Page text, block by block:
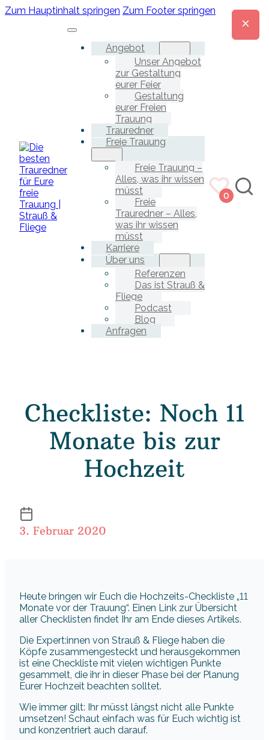
Zum Hauptinhalt springen Zum Footer springen
Angebot
Unser Angebot
zur Gestaltung
eurer Feier
Gestaltung
eurer Freien
Trauung
Trauredner
Freie Trauung
Freie Trauung –
Alles, was ihr wissen
müsst
Freie
Trauredner – Alles,
was ihr wissen
müsst
Karriere
Über uns
Referenzen
Das ist Strauß &
Fliege
Podcast
Blog
Anfragen
0
Checkliste: Noch 11
Monate bis zur
Hochzeit
3. Februar 2020
Heute bringen wir Euch die Hochzeits-Checkliste „11
Monate vor der Trauung“. Einen Link zur Übersicht
aller Checklisten findet Ihr am Ende dieses Artikels.
Die Expert:innen von Strauß & Fliege haben die
Köpfe zusammengesteckt und herausgekommen
ist eine Checkliste mit vielen wichtigen Punkte
gesammelt, die ihr in dieser Phase bei der Planung
Eurer Hochzeit beachten solltet.
Wie immer gilt: Ihr müsst längst nicht alle Punkte
umsetzen! Schaut einfach was für Euch wichtig ist
und konzentriert auch darauf.